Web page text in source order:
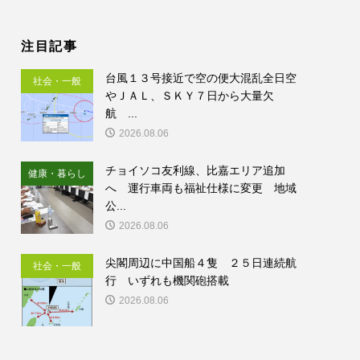
注目記事
社会・一般
台風１３号接近で空の便大混乱全日空
やＪＡＬ、ＳＫＹ７日から大量欠
航 ...
2026.08.06
健康・暮らし
チョイソコ友利線、比嘉エリア追加
へ 運行車両も福祉仕様に変更 地域
公...
2026.08.06
社会・一般
尖閣周辺に中国船４隻 ２５日連続航
行 いずれも機関砲搭載
2026.08.06